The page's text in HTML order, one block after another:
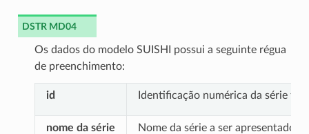
DSTR MD04
Os dados do modelo SUISHI possui a seguinte régua
de preenchimento:
id Identificação numérica da série
nome da série Nome da série a ser apresentado